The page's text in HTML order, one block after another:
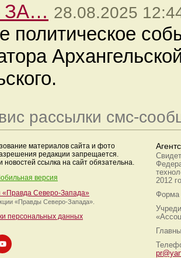
ЗА… 28.08.2025
политическое
рассылки смс-
материалов сайта и фото
редакции запрещается.
новостей ссылка на сайт обязательна.
версия
«Правда Северо-Запада»
«Правды Северо-Запада».
персональных данных
2012
Форма